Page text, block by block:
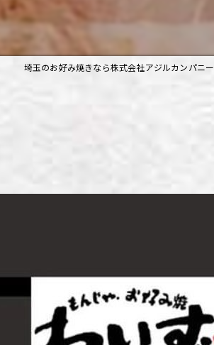
埼玉のお好み焼きなら株式会社アジルカンパニー